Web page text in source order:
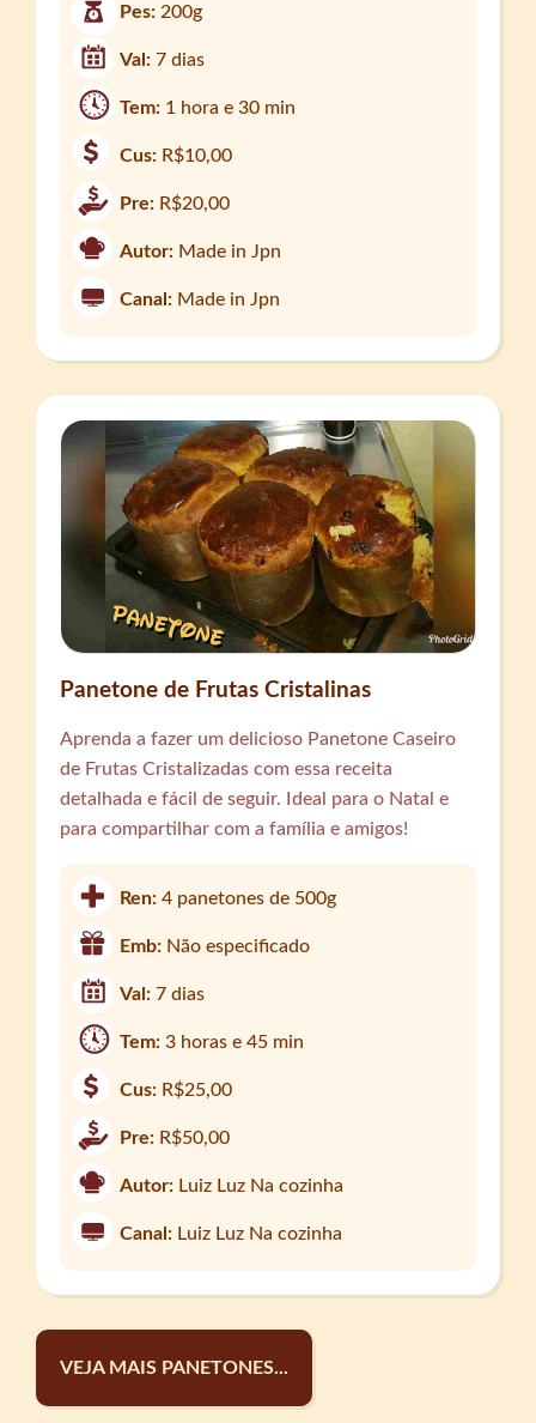
Pes: 200g
Val:7 dias
Tem: 1 hora e 30 min
Cus: R$10,00
Pre: R$20,00
Autor: Made in Jpn
Canal: Made in Jpn
Panetone de Frutas Cristalinas
Aprenda a fazer um delicioso Panetone Caseiro
de Frutas Cristalizadas com essa receita
detalhada e fácil de seguir. Ideal para o Natal e
para compartilhar com a família e amigos!
Ren:4 panetones de 500g
Emb: Não especificado
Val:7 dias
Tem:3 horas e 45 min
Cus: R$25,00
Pre: R$50,00
Autor: Luiz Luz Na cozinha
Canal: Luiz Luz Na cozinha
VEJA MAIS PANETONES...